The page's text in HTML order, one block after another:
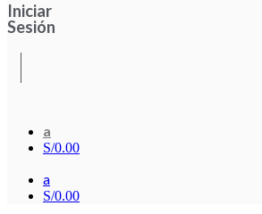
Iniciar
Sesión
a
S/0.00
a
S/0.00